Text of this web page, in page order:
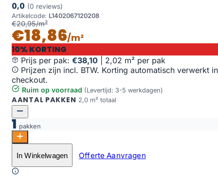
0,0 (0 reviews)
Artikelcode: L1402067120208
€20,95/m²
€18,86/m²
10% KORTING
Prijs per pak: €38,10
2,02 m² per pak
Prijzen zijn incl. BTW. Korting automatisch verwerkt in
checkout.
Ruim op voorraad (Levertijd: 3-5 werkdagen)
AANTAL PAKKEN 2,0 m² totaal
1 pakken
Maestro 80671 Sedrun Oak aantal
Toevoegen aan winkelwagen
In Winkelwagen Offerte Aanvragen